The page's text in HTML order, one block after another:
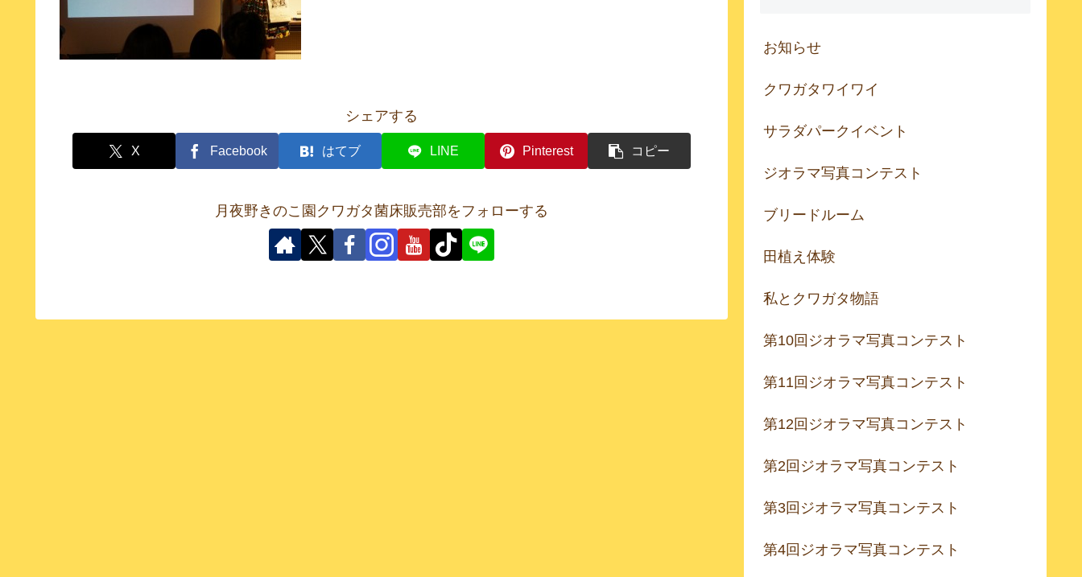
シェアする
X Facebook はてブ LINE Pinterest コピー
月夜野きのこ園クワガタ菌床販売部をフォローする
お知らせ
クワガタワイワイ
サラダパークイベント
ジオラマ写真コンテスト
ブリードルーム
田植え体験
私とクワガタ物語
第10回ジオラマ写真コンテスト
第11回ジオラマ写真コンテスト
第12回ジオラマ写真コンテスト
第2回ジオラマ写真コンテスト
第3回ジオラマ写真コンテスト
第4回ジオラマ写真コンテスト